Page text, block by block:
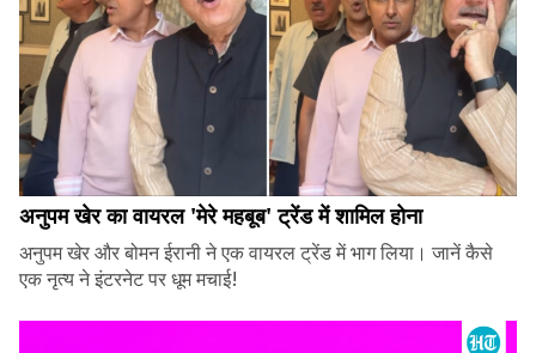
अनुपम खेर का वायरल 'मेरे महबूब' ट्रेंड में शामिल होना
अनुपम खेर और बोमन ईरानी ने एक वायरल ट्रेंड में भाग लिया। जानें कैसे
एक नृत्य ने इंटरनेट पर धूम मचाई!